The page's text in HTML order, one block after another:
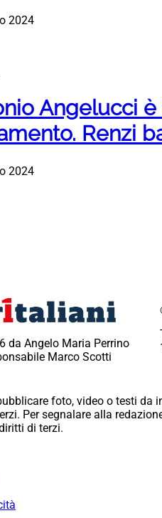
2024
Angelucci
Renzi
2024
da Angelo Maria Perrino
Marco Scotti
foto, video o testi da
Per segnalare alla
di terzi.